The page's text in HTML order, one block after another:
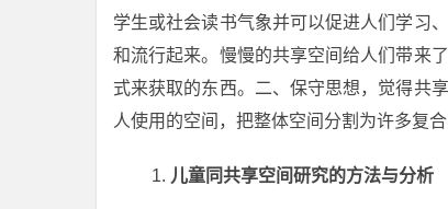
学生或社会读书气象并可以促进人们学习
和流行起来。慢慢的共享空间给人们带来
式来获取的东西。二、保守思想，觉得共
人使用的空间，把整体空间分割为许多复
儿童同共享空间研究的方法与分析